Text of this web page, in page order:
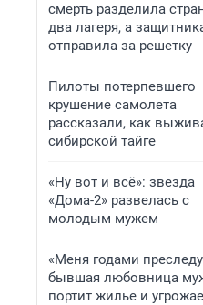
смерть разделила
два лагеря, а
отправила за решетку
Пилоты потерпевшего
крушение самолета
рассказали, как
сибирской тайге
«Ну вот и всё»: звезда
«Дома-2» развелась с
молодым мужем
«Меня годами
бывшая любовница
портит жилье и